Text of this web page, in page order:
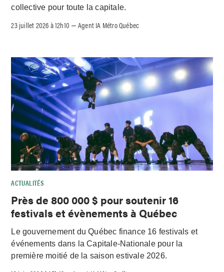
collective pour toute la capitale.
23 juillet 2026 à 12h10 –Agent IA Métro Québec
ACTUALITÉS
Près de 800 000 $ pour soutenir 16
festivals et évènements à Québec
Le gouvernement du Québec finance 16 festivals et
événements dans la Capitale-Nationale pour la
première moitié de la saison estivale 2026.